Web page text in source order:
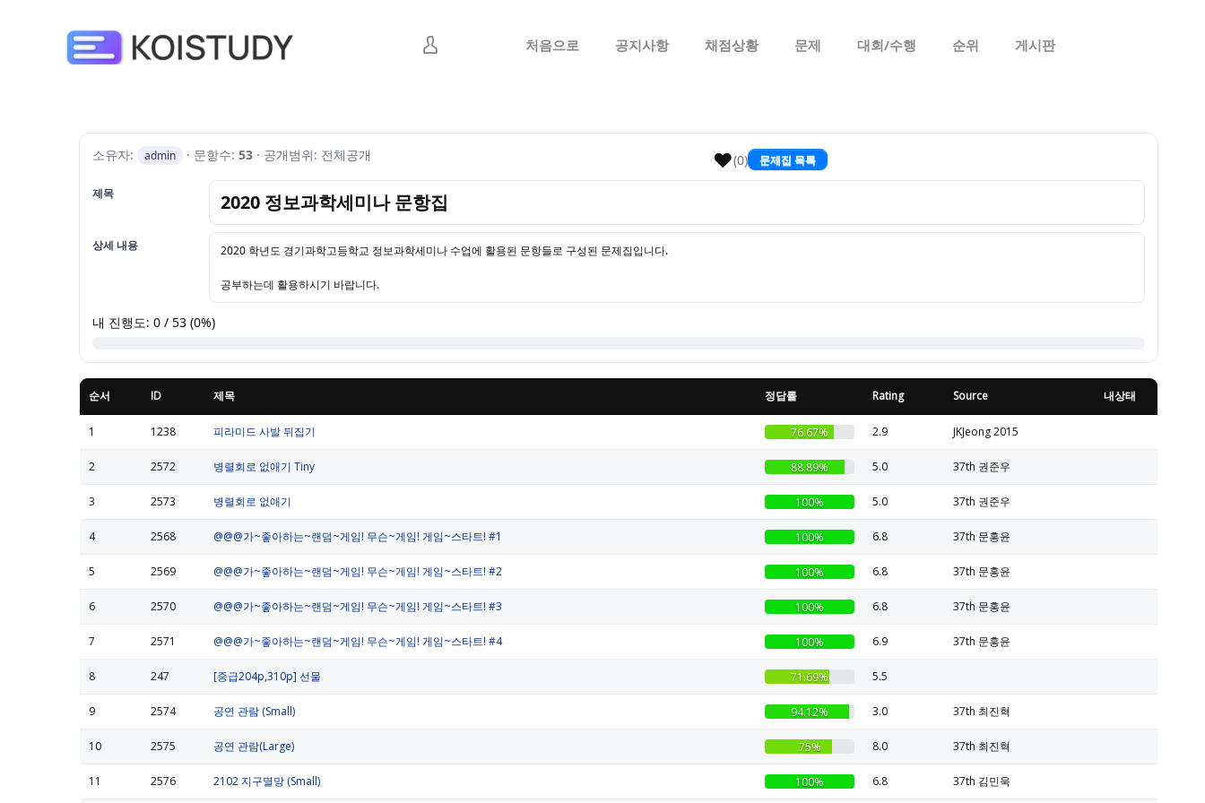
회원가입
처음으로 공지사항 채점상황 문제 대회/수행 순위 게시판
소유자: admin · 문항수: 53 · 공개범위: 전체공개 ♥(0) 문제집 목록
제목 2020 정보과학세미나 문항집
상세 내용 2020 학년도 경기과학고등학교 정보과학세미나 수업에 활용된 문항들로 구성된 문제집입니다.
공부하는데 활용하시기 바랍니다.
내 진행도: 0 / 53 (0%)
순서 ID 제목 정답률 Rating Source 내상태
1 1238 피라미드 사발 뒤집기 76.67% 2.9 JKJeong 2015
2 2572 병렬회로 없애기 Tiny 88.89% 5.0 37th 권준우
3 2573 병렬회로 없애기 100% 5.0 37th 권준우
4 2568 @@@가~좋아하는~랜덤~게임! 무슨~게임! 게임~스타트! #1 100% 6.8 37th 문홍윤
5 2569 @@@가~좋아하는~랜덤~게임! 무슨~게임! 게임~스타트! #2 100% 6.8 37th 문홍윤
6 2570 @@@가~좋아하는~랜덤~게임! 무슨~게임! 게임~스타트! #3 100% 6.8 37th 문홍윤
7 2571 @@@가~좋아하는~랜덤~게임! 무슨~게임! 게임~스타트! #4 100% 6.9 37th 문홍윤
8 247 [중급204p,310p] 선물 71.69% 5.5
9 2574 공연 관람 (Small) 94.12% 3.0 37th 최진혁
10 2575 공연 관람(Large) 75% 8.0 37th 최진혁
11 2576 2102 지구멸망 (Small) 100% 6.8 37th 김민욱